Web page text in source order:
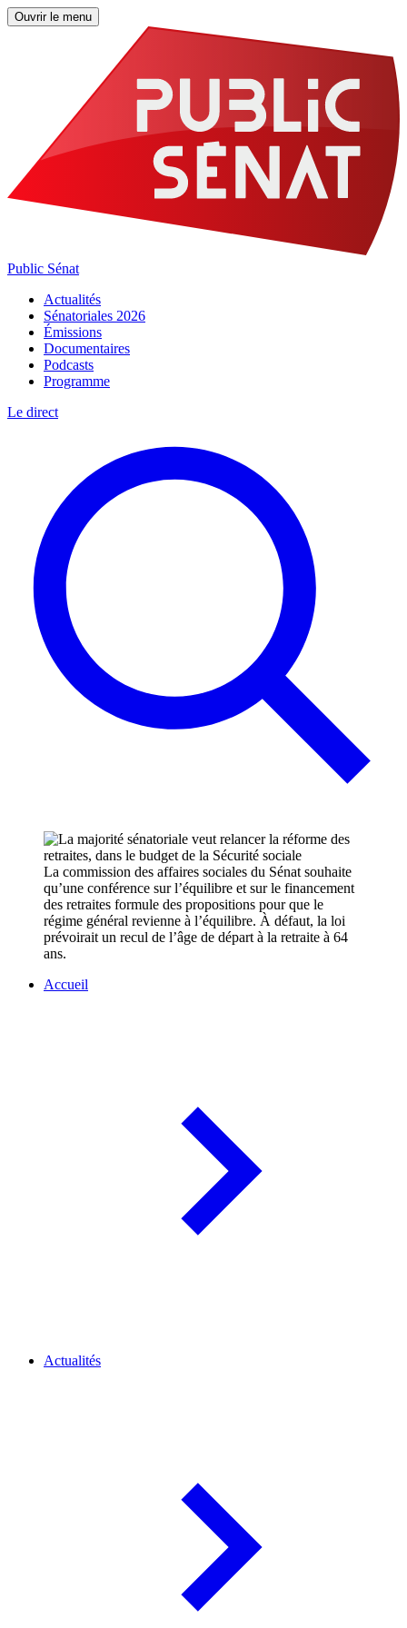
Ouvrir le menu
Public Sénat
Actualités
Sénatoriales 2026
Émissions
Documentaires
Podcasts
Programme
Le direct
La commission des affaires sociales du Sénat souhaite
qu’une conférence sur l’équilibre et sur le financement
des retraites formule des propositions pour que le
régime général revienne à l’équilibre. À défaut, la loi
prévoirait un recul de l’âge de départ à la retraite à 64
ans.
Accueil
Actualités